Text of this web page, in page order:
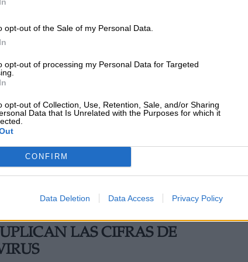
opt-out of the Sale of my Personal Data.
opt-out of processing my Personal Data for Targeted
opt-out of Collection, Use, Retention, Sale, and/or Sharing
Data that Is Unrelated with the Purposes for which it
CONFIRM
Data Deletion Data Access Privacy Policy
Aumentan las cifras Covid tras el fin de
LAS CIFRAS DE